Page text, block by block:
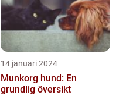
14 januari 2024
Munkorg hund: En
grundlig översikt